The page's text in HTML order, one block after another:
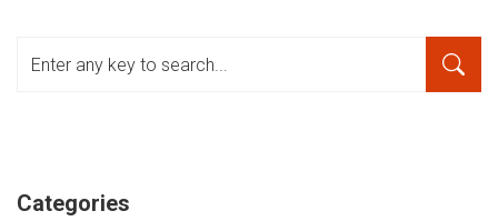
Categories